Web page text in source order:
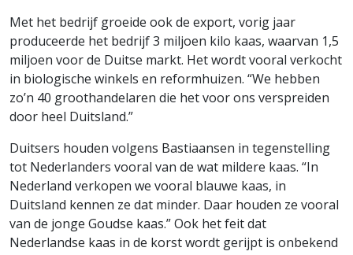
Met het bedrijf groeide ook de export, vorig jaar
produceerde het bedrijf 3 miljoen kilo kaas, waarvan 1,5
miljoen voor de Duitse markt. Het wordt vooral verkocht
in biologische winkels en reformhuizen. “We hebben
zo’n 40 groothandelaren die het voor ons verspreiden
door heel Duitsland.”
Duitsers houden volgens Bastiaansen in tegenstelling
tot Nederlanders vooral van de wat mildere kaas. “In
Nederland verkopen we vooral blauwe kaas, in
Duitsland kennen ze dat minder. Daar houden ze vooral
van de jonge Goudse kaas.” Ook het feit dat
Nederlandse kaas in de korst wordt gerijpt is onbekend